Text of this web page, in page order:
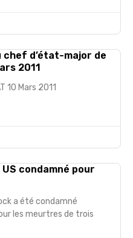
d’état-major de
2011
10 Mars 2011
condamné pour
a été condamné
les meurtres de trois